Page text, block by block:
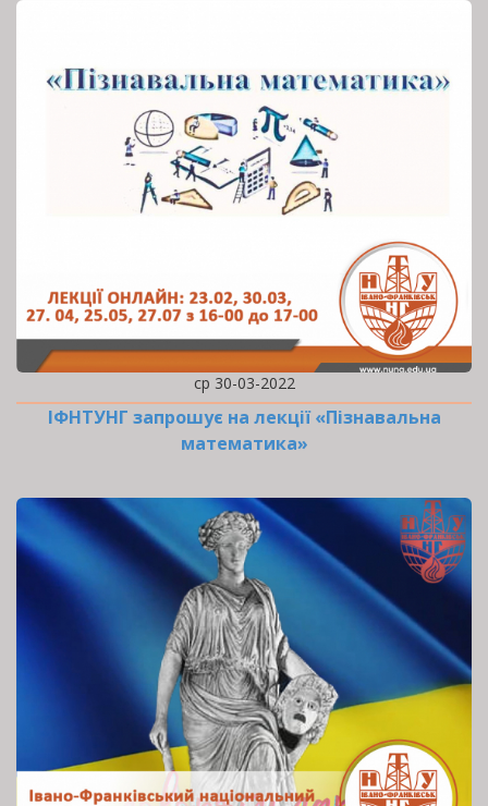
ср 30-03-2022
ІФНТУНГ запрошує на лекції «Пізнавальна
математика»